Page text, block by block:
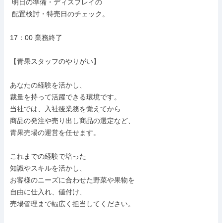
17：00 業務終了
【青果スタッフのやりがい】
あなたの経験を活かし、
裁量を持って活躍できる環境です。
当社では、入社後業務を覚えてから
商品の発注や売り出し商品の選定など、
青果売場の運営を任せます。
これまでの経験で培った
知識やスキルを活かし、
お客様のニーズに合わせた野菜や果物を
自由に仕入れ、値付け、
売場管理まで幅広く担当してください。